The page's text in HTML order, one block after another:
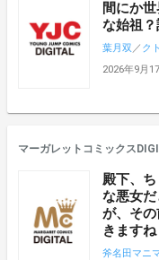
間にか
な始祖
葉月双 ／ ク
2026年9月
マーガレットコミックス
殿下、
な悪女
が、そ
きます
斧名田マニ